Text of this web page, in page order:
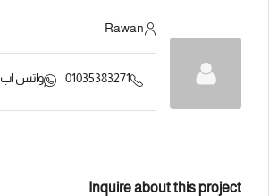
Rawan
01035383271 واتس اب
Inquire about this project